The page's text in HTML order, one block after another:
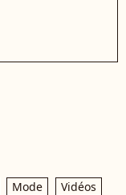
Mode Vidéos